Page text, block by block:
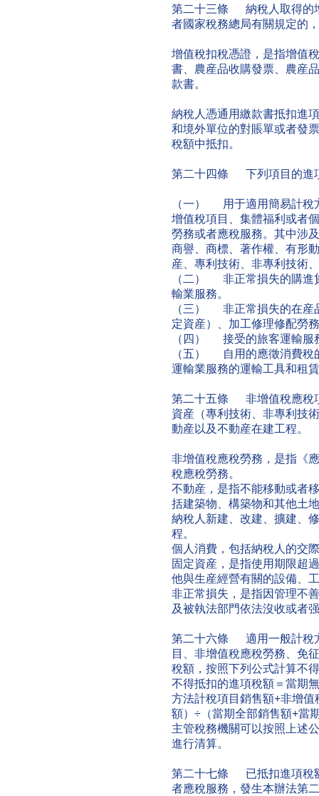
第二十三條 納稅人取得的
者國家稅務總局有關規定的
增值稅扣稅憑證，是指增值
書、農産品收購發票、農産
款書。
納稅人憑通用繳款書抵扣進
和境外單位的對賬單或者發
稅額中抵扣。
第二十四條 下列項目的進
（一） 用于適用簡易計稅
增值稅項目、集體福利或者
勞務或者應稅服務。其中涉
商譽、商標、著作權、有形
産、專利技術、非專利技術
（二） 非正常損失的購進
輸業服務。
（三） 非正常損失的在産
定資産）、加工修理修配勞
（四） 接受的旅客運輸服
（五） 自用的應徵消費稅
運輸業服務的運輸工具和租
第二十五條 非增值稅應稅
資産（專利技術、非專利技
動産以及不動産在建工程。
非增值稅應稅勞務，是指《
稅應稅勞務。
不動産，是指不能移動或者
括建築物、構築物和其他土
納稅人新建、改建、擴建、
程。
個人消費，包括納稅人的交
固定資産，是指使用期限超
他與生産經營有關的設備、
非正常損失，是指因管理不
及被執法部門依法沒收或者
第二十六條 適用一般計稅
目、非增值稅應稅勞務、免
稅額，按照下列公式計算不
不得抵扣的進項稅額＝當期
方法計稅項目銷售額+非增
額）÷（當期全部銷售額+當
主管稅務機關可以按照上述
進行清算。
第二十七條 已抵扣進項稅
者應稅服務，發生本辦法第